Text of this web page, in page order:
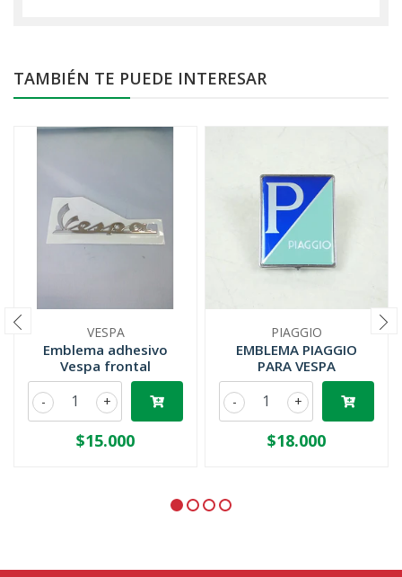
TAMBIÉN TE PUEDE INTERESAR
VESPA
Emblema adhesivo
Vespa frontal
+
-
$15.000
PIAGGIO
EMBLEMA PIAGGIO
PARA VESPA
+
-
$18.000